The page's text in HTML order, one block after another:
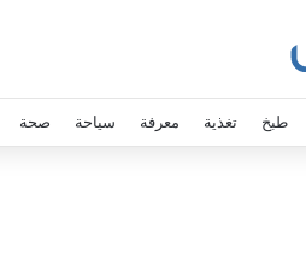
طبخ تغذية معرفة سياحة صحة